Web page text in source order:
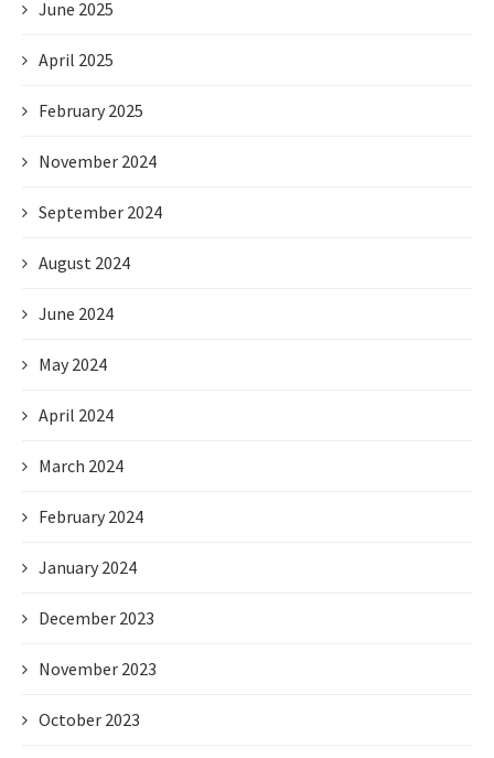
June 2025
April 2025
February 2025
November 2024
September 2024
August 2024
June 2024
May 2024
April 2024
March 2024
February 2024
January 2024
December 2023
November 2023
October 2023